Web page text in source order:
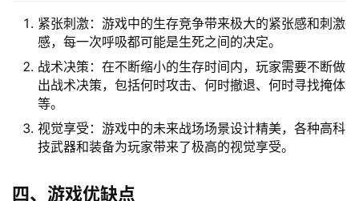
紧张刺激：游戏中的生存竞争带来极大的紧张感和刺激
感，每一次呼吸都可能是生死之间的决定。
战术决策：在不断缩小的生存时间内，玩家需要不断做
出战术决策，包括何时攻击、何时撤退、何时寻找掩体
等。
视觉享受：游戏中的未来战场场景设计精美，各种高科
技武器和装备为玩家带来了极高的视觉享受。
四、游戏优缺点